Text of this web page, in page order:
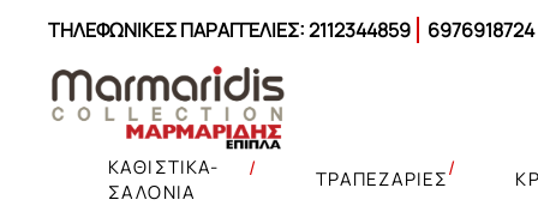
ΤΗΛΕΦΩΝΙΚΕΣ ΠΑΡΑΓΓΕΛΙΕΣ:2112344859 6976918724
ΚΑΘΙΣΤΙΚΑ-
ΣΑΛΟΝΙΑ
ΤΡΑΠΕΖΑΡΙΕΣ